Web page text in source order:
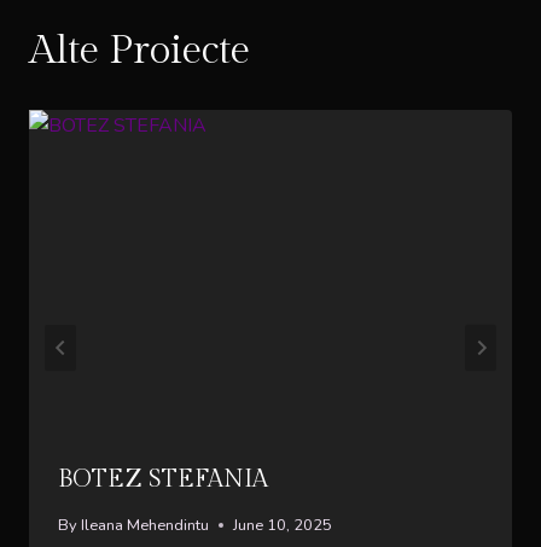
Alte Proiecte
BOTEZ STEFANIA
By Ileana Mehendintu June 10, 2025